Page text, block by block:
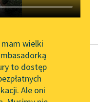
brak utworu
Wolnych Lektur
mam wielki
to dostęp
Ale oni
Bukowiński
patres